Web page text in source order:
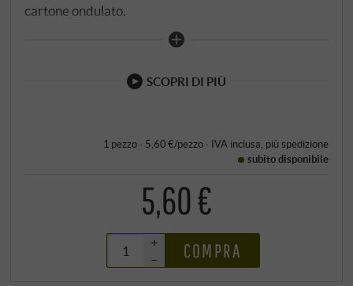
cartone ondulato.
SCOPRI DI PIÙ
1 pezzo · 5,60 €/pezzo· IVA inclusa, più spedizione
subito disponibile
5,60 €
+
–
COMPRA